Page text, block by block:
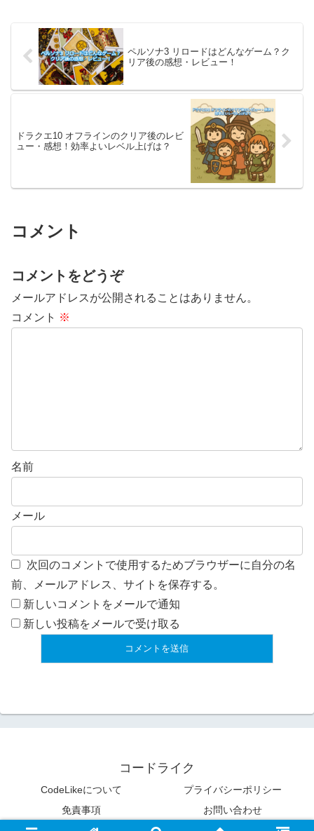
あります。ドラクエモンスターズ
シリーズは子供の時に「ドラゴ...
ペルソナ3 リロードはどんなゲーム？ク
リア後の感想・レビュー！
ドラクエ10 オフラインのクリア後のレビ
ュー・感想！効率よいレベル上げは？
コメント
コメントをどうぞ
メールアドレスが公開されることはありません。
コメント ※
名前
メール
次回のコメントで使用するためブラウザーに自分の名
前、メールアドレス、サイトを保存する。
新しいコメントをメールで通知
新しい投稿をメールで受け取る
コードライク
CodeLikeについて
プライバシーポリシー
免責事項
お問い合わせ